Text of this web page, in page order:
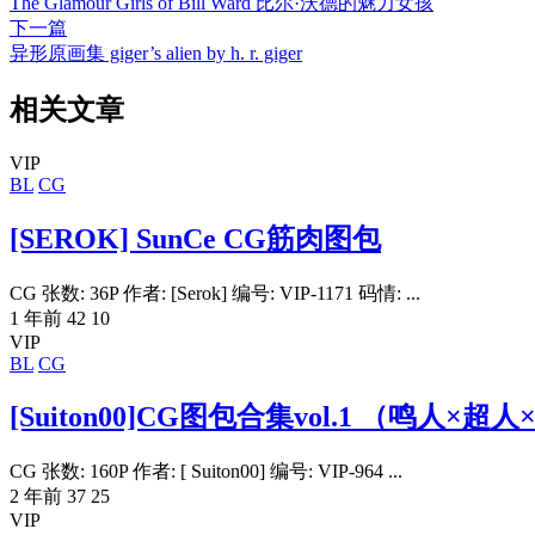
下一篇
异形原画集 giger’s alien by h. r. giger
相关文章
VIP
BL CG
[SEROK] SunCe CG筋肉图包
CG 张数: 36P 作者: [Serok] 编号: VIP-1171 码情: ...
1 年前 42 10
VIP
BL CG
[Suiton00]CG图包合集vol.1 （鸣人×超人×
CG 张数: 160P 作者: [ Suiton00] 编号: VIP-964 ...
2 年前 37 25
VIP